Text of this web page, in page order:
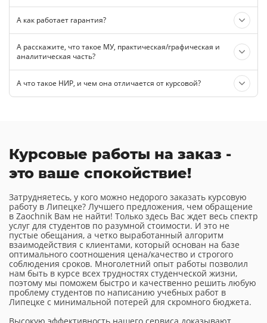
А как работает гарантия?
А расскажите, что такое МУ, практическая/графическая и
аналитическая часть?
А что такое НИР, и чем она отличается от курсовой?
Курсовые работы на заказ -
это ваше спокойствие!
Затрудняетесь, у кого можно недорого заказать курсовую
работу в Липецке? Лучшего предложения, чем обращение
в Zaochnik Вам не найти! Только здесь Вас ждет весь спектр
услуг для студентов по разумной стоимости. И это не
пустые обещания, а четко выработанный алгоритм
взаимодействия с клиентами, который основан на базе
оптимального соотношения цена/качество и строгого
соблюдения сроков. Многолетний опыт работы позволил
нам быть в курсе всех трудностях студенческой жизни,
поэтому мы поможем быстро и качественно решить любую
проблему студентов по написанию учебных работ в
Липецке с минимальной потерей для скромного бюджета.